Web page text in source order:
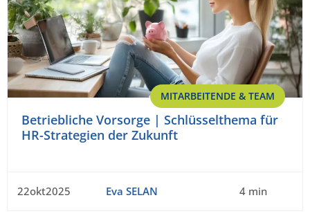
MITARBEITENDE & TEAM
Betriebliche Vorsorge | Schlüsselthema für
HR-Strategien der Zukunft
22okt2025 Eva SELAN 4 min